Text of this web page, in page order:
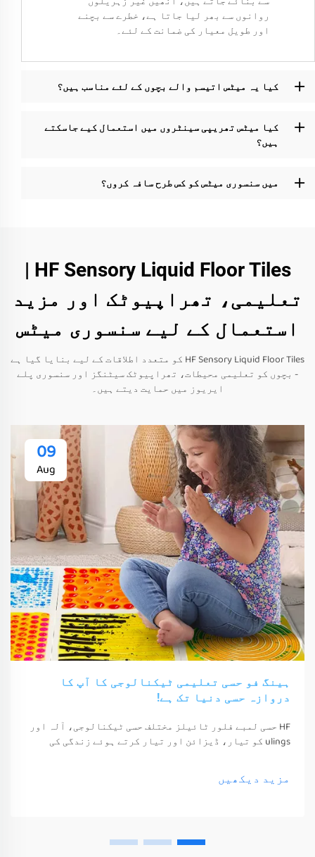
روانوں سے بھر لیا جاتا ہے، خطرے سے بچنے
اور طویل معیار کی ضمانت کے لئے۔
کیا یہ میٹس اتیسم والے بچوں کے لئے مناسب ہیں؟
کیا میٹس تھریپی سینٹروں میں استعمال کیے جاسکتے
ہیں؟
میں سنسوری میٹس کو کس طرح سافہ کروں؟
HF Sensory Liquid Floor Tiles |
تعلیمی، تھراپیوٹک اور مزید
استعمال کے لیے سنسوری میٹس
HF Sensory Liquid Floor Tiles کو متعدد اطلاقات کے لیے بنایا گیا ہے
- بچوں کو تعلیمی محیطات، تھراپیوٹک سیٹنگز اور سنسوری پلے
ایریوز میں حمایت دیتے ہیں۔
09
Aug
ہینگ فو حسی تعلیمی ٹیکنالوجی کا آپ کا
دروازہ حسی دنیا تک ہے!
HF حسی لمبے فلور ٹائیلز مختلف حسی ٹیکنالوجی، آلہ اور
ulings کو تیار، ڈیزائن اور تیار کرتے ہوئے زندگی کی
مزید دیکھیں